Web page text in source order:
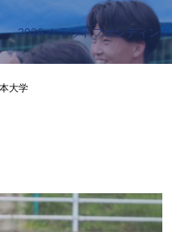
2026 クラウドファンディング
大学